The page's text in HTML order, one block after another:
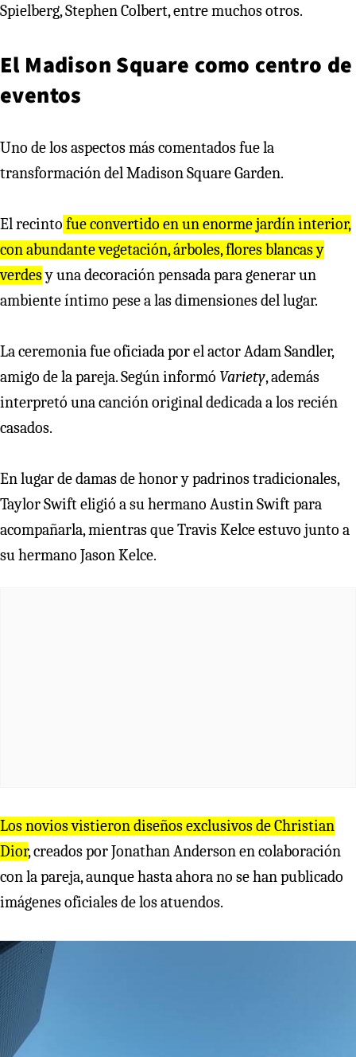
Spielberg, Stephen Colbert, entre muchos otros.
El Madison Square como centro de
eventos
Uno de los aspectos más comentados fue la
transformación del Madison Square Garden.
El recinto fue convertido en un enorme jardín interior,
con abundante vegetación, árboles, flores blancas y
verdesy una decoración pensada para generar un
ambiente íntimo pese a las dimensiones del lugar.
La ceremonia fue oficiada por el actor Adam Sandler,
amigo de la pareja. Según informó Variety, además
interpretó una canción original dedicada a los recién
casados.
En lugar de damas de honor y padrinos tradicionales,
Taylor Swift eligió a su hermano Austin Swift para
acompañarla, mientras que Travis Kelce estuvo junto a
su hermano Jason Kelce.
Los novios vistieron diseños exclusivos de Christian
Dior, creados por Jonathan Anderson en colaboración
con la pareja, aunque hasta ahora no se han publicado
imágenes oficiales de los atuendos.